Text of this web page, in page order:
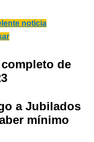
noticia
de
a Jubilados
mínimo